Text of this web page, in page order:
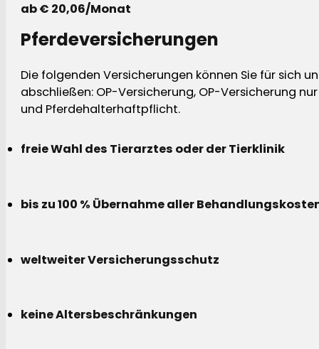
ab € 20,06/Monat
Pferdeversicherungen
Die folgenden Versicherungen können Sie für sich
abschließen: OP-Versicherung, OP-Versicherung
und Pferdehalterhaftpflicht.
freie Wahl des Tierarztes oder der Tierklinik
bis zu 100 % Übernahme aller
weltweiter Versicherungsschutz
keine Altersbeschränkungen